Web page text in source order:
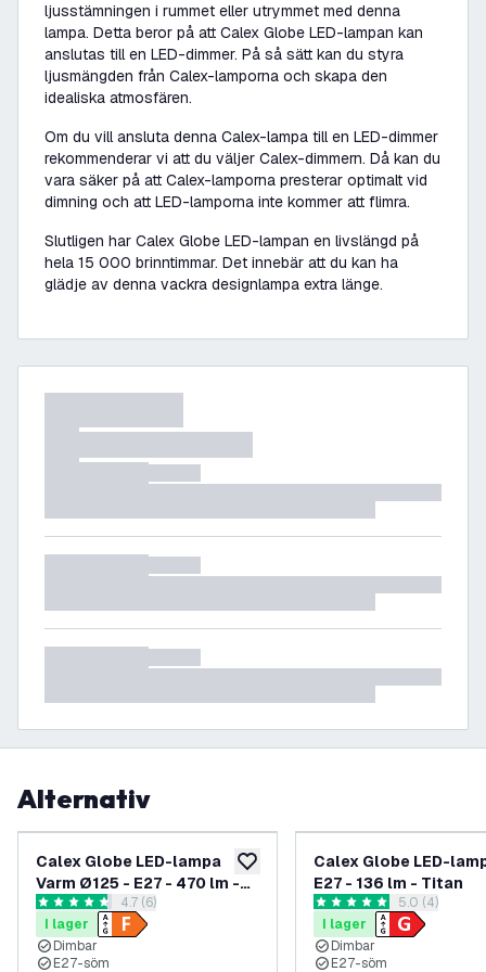
ljusstämningen i rummet eller utrymmet med denna
lampa. Detta beror på att Calex Globe LED-lampan kan
anslutas till en LED-dimmer. På så sätt kan du styra
ljusmängden från Calex-lamporna och skapa den
idealiska atmosfären.
Om du vill ansluta denna Calex-lampa till en LED-dimmer
rekommenderar vi att du väljer Calex-dimmern. Då kan du
vara säker på att Calex-lamporna presterar optimalt vid
dimning och att LED-lamporna inte kommer att flimra.
Slutligen har Calex Globe LED-lampan en livslängd på
hela 15 000 brinntimmar. Det innebär att du kan ha
glädje av denna vackra designlampa extra länge.
Alternativ
lägg till i önskelistan
Calex Globe LED-lampa
Varm Ø125 - E27 - 470 lm -
Guld
öppna recensionspanel
4.7 stjärnbetyg4.7 (6)
I lager
Dimbar
E27-söm
Calex Globe LED-
E27 - 136 lm - Titan
öppna
5 stjärnbetyg5.0 (4)
I lager
Dimbar
E27-söm